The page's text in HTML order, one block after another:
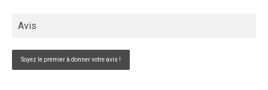
Avis
Soyez le premier à donner votre avis !